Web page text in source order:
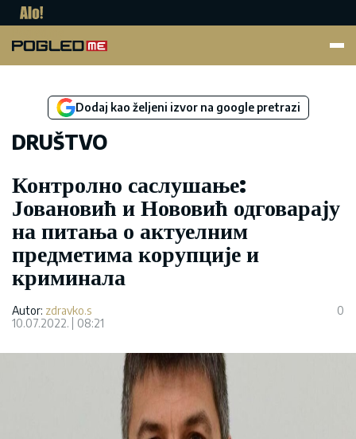
Dodaj kao željeni izvor na google pretrazi
DRUŠTVO
Контролно саслушање:
Јовановић и Нововић одговарају
на питања о актуелним
предметима корупције и
криминала
Autor: zdravko.s
10.07.2022.
08:21
0